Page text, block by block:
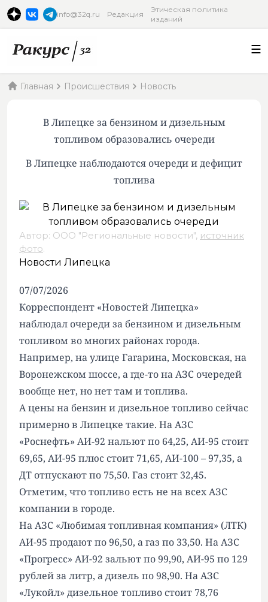
info@32q.ru Редакция
Этическая политика
изданий
Главная Происшествия Новость
В Липецке за бензином и дизельным
топливом образовались очереди
В Липецке наблюдаются очереди и дефицит
топлива
Автор: ООО "Региональные новости", источник
фото.
Новости Липецка
07/07/2026
Корреспондент «Новостей Липецка»
наблюдал очереди за бензином и дизельным
топливом во многих районах города.
Например, на улице Гагарина, Московская, на
Воронежском шоссе, а где-то на АЗС очередей
вообще нет, но нет там и топлива.
А цены на бензин и дизельное топливо сейчас
примерно в Липецке такие. На АЗС
«Роснефть» АИ-92 нальют по 64,25, АИ-95 стоит
69,65, АИ-95 плюс стоит 71,65, АИ-100 – 97,35, а
ДТ отпускают по 75,50. Газ стоит 32,45.
Отметим, что топливо есть не на всех АЗС
компании в городе.
На АЗС «Любимая топливная компания» (ЛТК)
АИ-95 продают по 96,50, а газ по 33,50. На АЗС
«Прогресс» АИ-92 зальют по 99,90, АИ-95 по 129
рублей за литр, а дизель по 98,90. На АЗС
«Лукойл» дизельное топливо стоит 78,76